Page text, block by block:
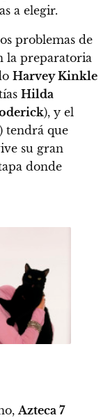
a elegir.
problemas de
la preparatoria
Harvey Kinkle
Hilda
), y el
) tendrá que
su gran
donde
Azteca 7